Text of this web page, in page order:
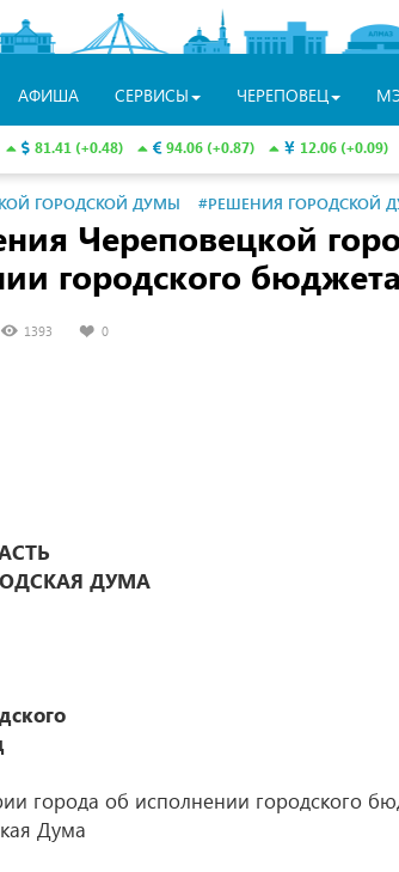
АФИША СЕРВИСЫ ЧЕРЕПОВЕЦ
81.41 (+0.48) 94.06 (+0.87) 12.06 (+0.09)
ГОРОДСКОЙ ДУМЫ #РЕШЕНИЯ ГОРОДСКОЙ
Череповецкой
городского
1393 0
ДУМА
города об исполнении городского
Дума